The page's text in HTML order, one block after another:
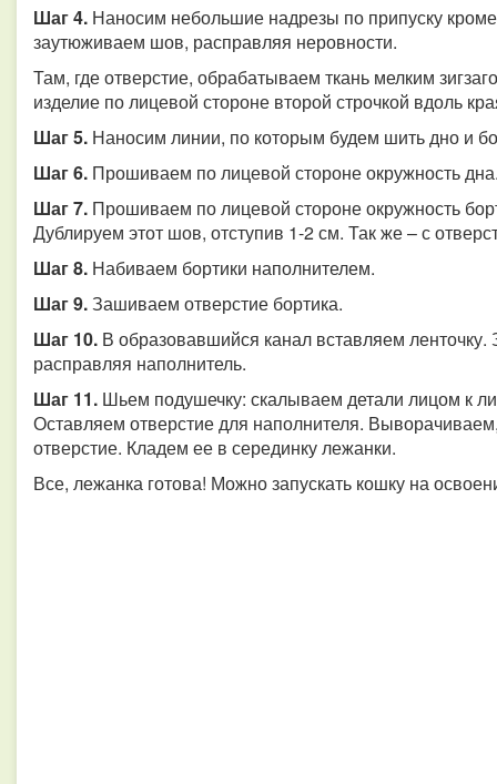
Шаг 4. Наносим небольшие надрезы по припуску
заутюживаем шов, расправляя неровности.
Там, где отверстие, обрабатываем ткань мелким
изделие по лицевой стороне второй строчкой вдоль
Шаг 5. Наносим линии, по которым будем шить дно и
Шаг 6. Прошиваем по лицевой стороне окружность
Шаг 7. Прошиваем по лицевой стороне окружность
Дублируем этот шов, отступив 1-2 см. Так же – с
Шаг 8. Набиваем бортики наполнителем.
Шаг 9.Зашиваем отверстие бортика.
Шаг 10. В образовавшийся канал вставляем
расправляя наполнитель.
Шаг 11. Шьем подушечку: скалываем детали лицом к
Оставляем отверстие для наполнителя.
отверстие. Кладем ее в серединку лежанки.
Все, лежанка готова! Можно запускать кошку на